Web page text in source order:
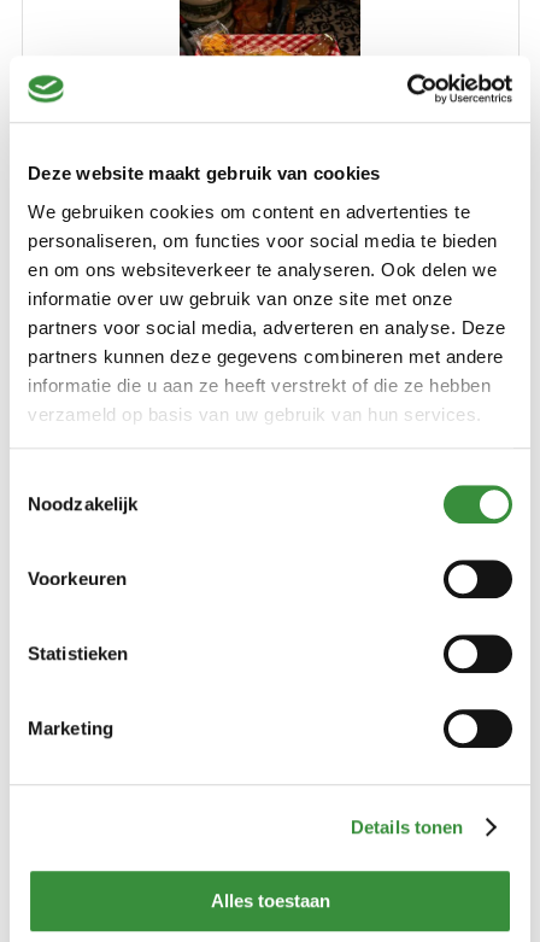
Deze website maakt gebruik van cookies
We gebruiken cookies om content en advertenties te
personaliseren, om functies voor social media te bieden
en om ons websiteverkeer te analyseren. Ook delen we
informatie over uw gebruik van onze site met onze
partners voor social media, adverteren en analyse. Deze
partners kunnen deze gegevens combineren met andere
informatie die u aan ze heeft verstrekt of die ze hebben
verzameld op basis van uw gebruik van hun services.
Noodzakelijk
Voorkeuren
Statistieken
Marketing
Details tonen
Alles toestaan
Kruiden Kaaspakket Luxe
Met vier speciale kruidenkazen van elk 300 gram en drie
delicatesses vult dit pakket tot in de puntes jouw
borrelplank. Of kies ervoor om dit pakket cadeau te geven.
Perfect voor liefhebbers van kaas en culinaire lekkernijen.
Lees verder
€ 37,99
Ontdek het beste van geitenkaas met ons heerlijke
geitenkaas pakket! Geniet van een selectie van smakelijke